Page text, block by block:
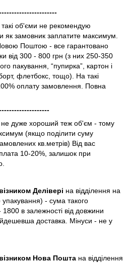
такі об'єми не рекомендую
замовник заплатите максимум.
Поштою - все гарантовано
від 300 - 800 грн (з них 250-350
пакування, “пупирка”, картон і
флетбокс, тощо). На такі
оплату замовлення. Повна
не дуже хороший теж об'єм - тому
(якщо поділити суму
кв.метрів) Від вас
10-20%, залишок при
Делівері на відділення на
- сума такого
в залежності від довжини
доставка. Мінуси - не у
Нова Пошта на відділення